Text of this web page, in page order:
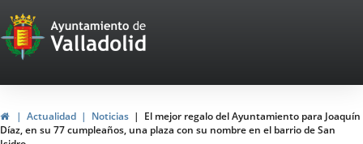
Portal
Web
del
Ayuntamiento
InicioActualidad Noticias
El mejor regalo del Ayuntamiento para Joaquín
Díaz, en su 77 cumpleaños, una plaza con su nombre en el barrio de San